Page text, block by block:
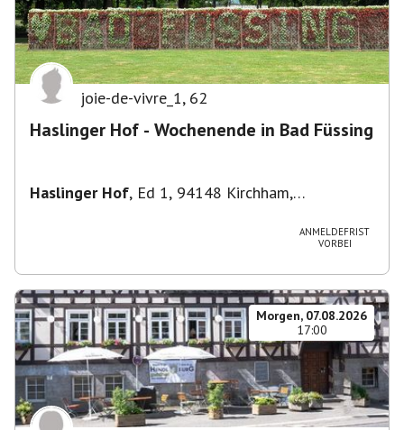
joie-de-vivre_1, 62
Haslinger Hof - Wochenende in Bad Füssing
Haslinger Hof, Ed 1, 94148 Kirchham,
ANMELDEFRIST
VORBEI
Morgen, 07.08.2026
17:00